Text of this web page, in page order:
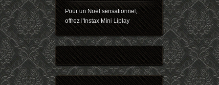
Pour un Noël sensationnel,
offrez l'Instax Mini Liplay